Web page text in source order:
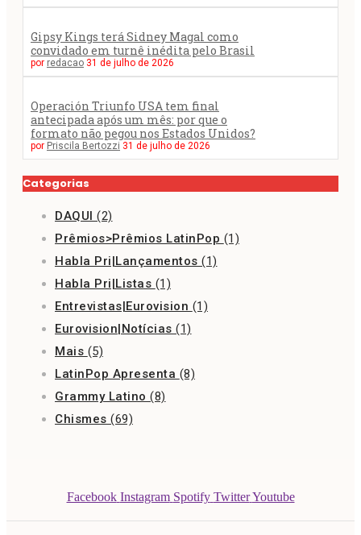
Gipsy Kings terá Sidney Magal como
convidado em turnê inédita pelo Brasil
por redacao 31 de julho de 2026
Operación Triunfo USA tem final
antecipada após um mês: por que o
formato não pegou nos Estados Unidos?
por Priscila Bertozzi 31 de julho de 2026
Categorias
DAQUI (2)
Prêmios>Prêmios LatinPop (1)
Habla Pri|Lançamentos (1)
Habla Pri|Listas (1)
Entrevistas|Eurovision (1)
Eurovision|Notícias (1)
Mais (5)
LatinPop Apresenta (8)
Grammy Latino (8)
Chismes (69)
Facebook Instagram Spotify Twitter Youtube